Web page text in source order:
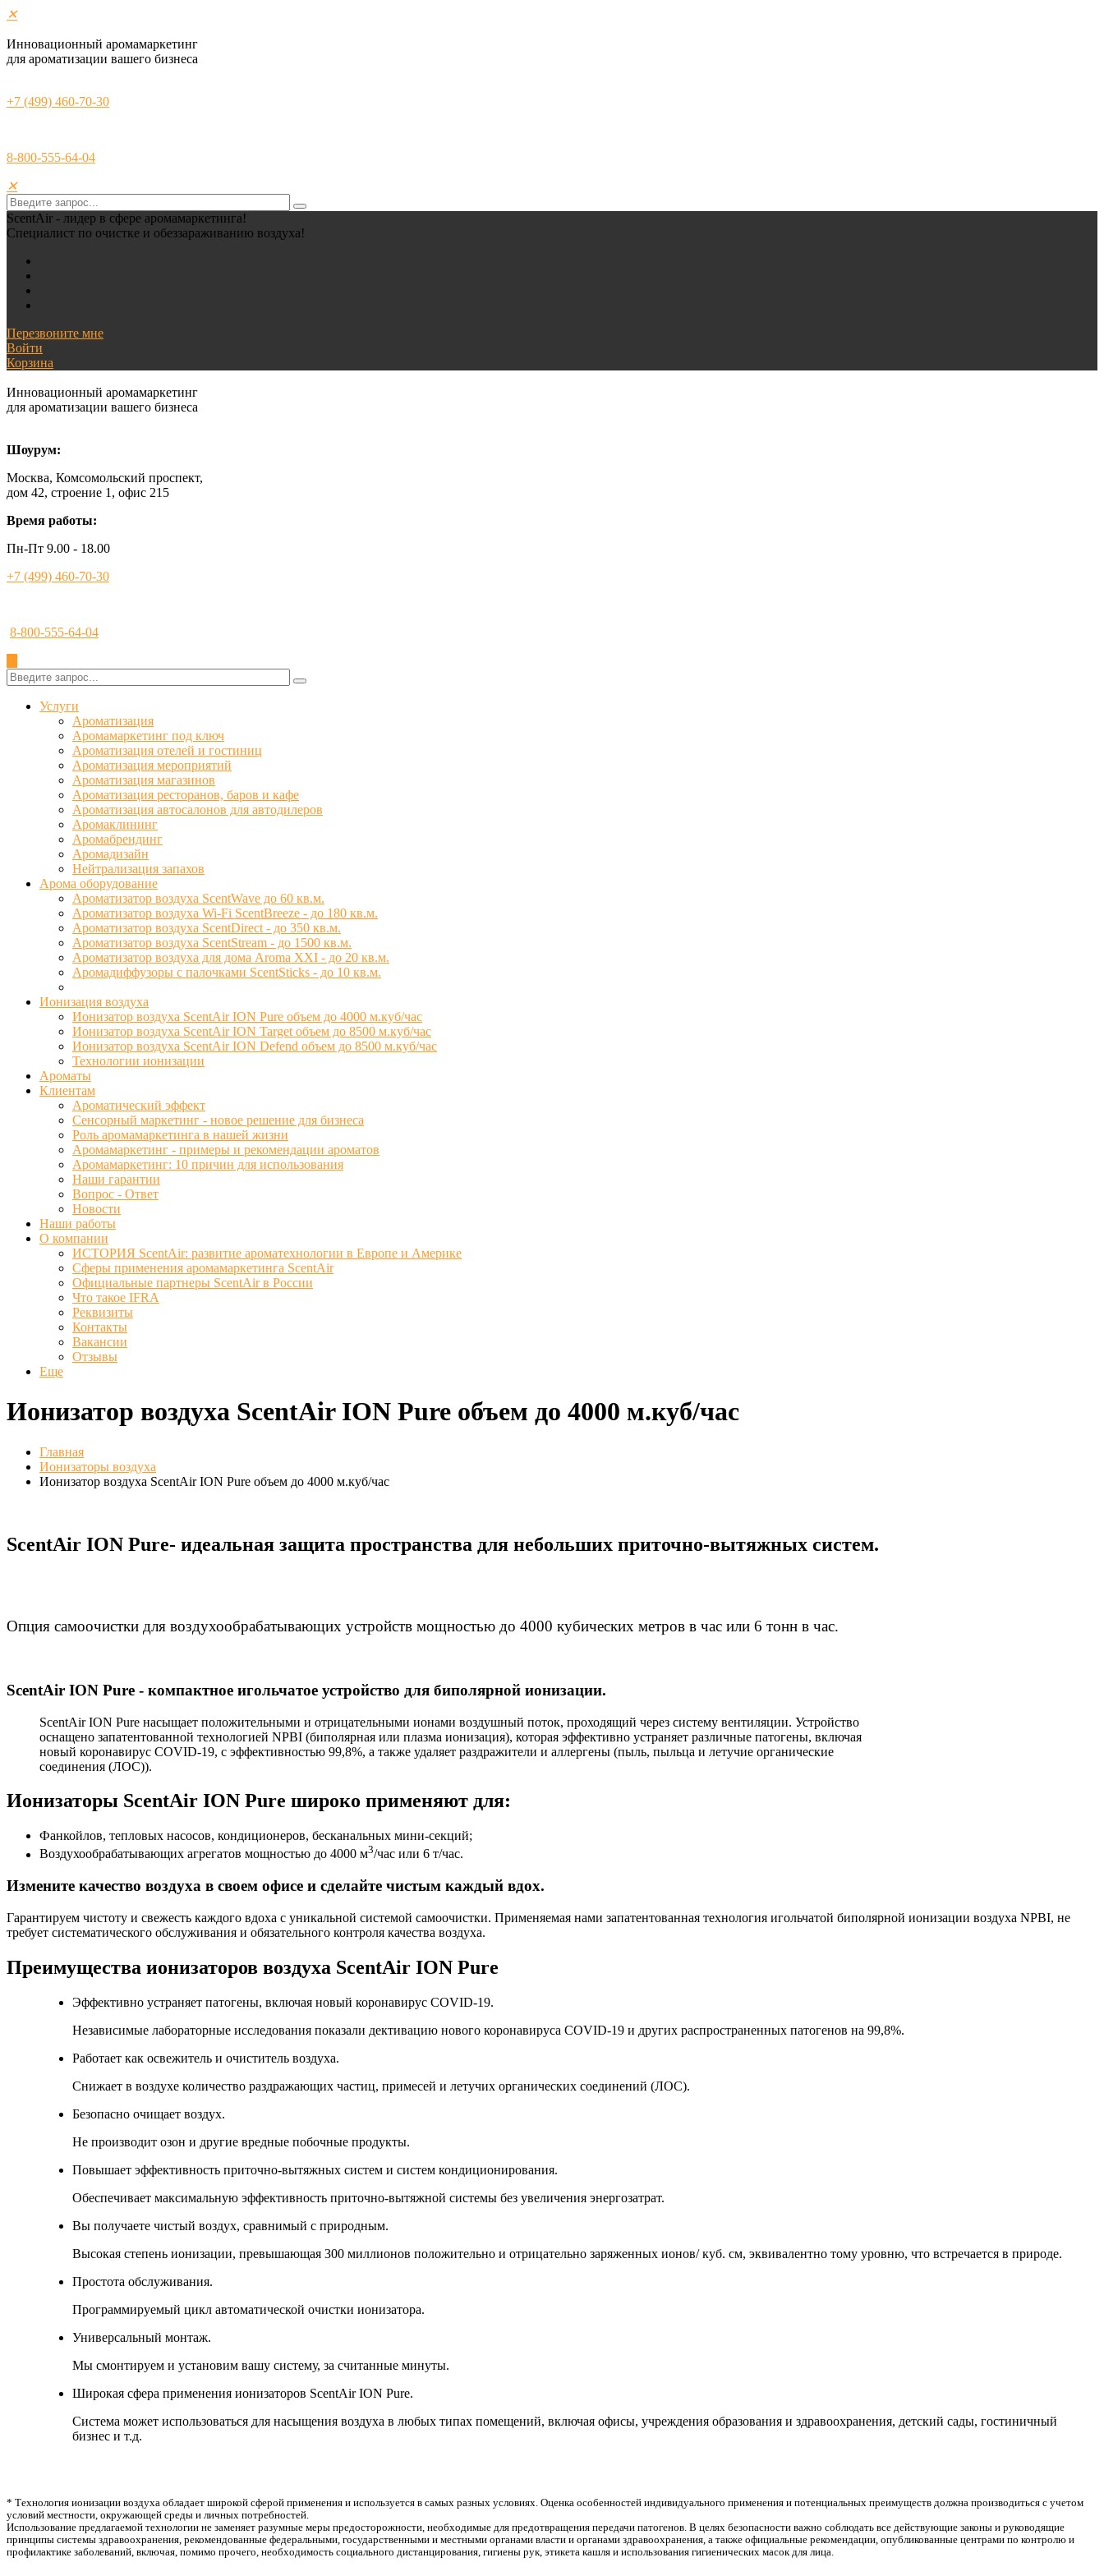
✕
Инновационный аромамаркетинг
для ароматизации вашего бизнеса
+7 (499) 460-70-30
8-800-555-64-04
✕
ScentAir - лидер в сфере аромамаркетинга!
Специалист по очистке и обеззараживанию воздуха!
Перезвоните мне
Войти
Корзина
Инновационный аромамаркетинг
для ароматизации вашего бизнеса
Шоурум:
Москва, Комсомольский проспект,
дом 42, строение 1, офис 215
Время работы:
Пн-Пт 9.00 - 18.00
+7 (499) 460-70-30
8-800-555-64-04
Услуги
Ароматизация
Аромамаркетинг под ключ
Ароматизация отелей и гостиниц
Ароматизация мероприятий
Ароматизация магазинов
Ароматизация ресторанов, баров и кафе
Ароматизация автосалонов для автодилеров
Аромаклининг
Аромабрендинг
Аромадизайн
Нейтрализация запахов
Арома оборудование
Ароматизатор воздуха ScentWave до 60 кв.м.
Ароматизатор воздуха Wi-Fi ScentBreeze - до 180 кв.м.
Ароматизатор воздуха ScentDirect - до 350 кв.м.
Ароматизатор воздуха ScentStream - до 1500 кв.м.
Ароматизатор воздуха для дома Aroma XXI - до 20 кв.м.
Аромадиффузоры с палочками ScentSticks - до 10 кв.м.
Ионизация воздуха
Ионизатор воздуха ScentAir ION Pure объем до 4000 м.куб/час
Ионизатор воздуха ScentAir ION Target объем до 8500 м.куб/час
Ионизатор воздуха ScentAir ION Defend объем до 8500 м.куб/час
Технологии ионизации
Ароматы
Клиентам
Ароматический эффект
Сенсорный маркетинг - новое решение для бизнеса
Роль аромамаркетинга в нашей жизни
Аромамаркетинг - примеры и рекомендации ароматов
Аромамаркетинг: 10 причин для использования
Наши гарантии
Вопрос - Ответ
Новости
Наши работы
О компании
ИСТОРИЯ ScentAir: развитие ароматехнологии в Европе и Америке
Сферы применения аромамаркетинга ScentAir
Официальные партнеры ScentAir в России
Что такое IFRA
Реквизиты
Контакты
Вакансии
Отзывы
Еще
Ионизатор воздуха ScentAir ION Pure объем до 4000 м.куб/час
Главная
Ионизаторы воздуха
Ионизатор воздуха ScentAir ION Pure объем до 4000 м.куб/час
ScentAir ION Pure- идеальная защита пространства для небольших приточно-вытяжных систем.
Опция самоочистки для воздухообрабатывающих устройств мощностью до 4000 кубических метров в час или 6 тонн в час.
ScentAir ION Pure - компактное игольчатое устройство для биполярной ионизации.
ScentAir ION Pure насыщает положительными и отрицательными ионами воздушный поток, проходящий через систему вентиляции. Устройство
оснащено запатентованной технологией NPBI (биполярная или плазма ионизация), которая эффективно устраняет различные патогены, включая
новый коронавирус COVID-19, с эффективностью 99,8%, а также удаляет раздражители и аллергены (пыль, пыльца и летучие органические
соединения (ЛОС)).
Ионизаторы ScentAir ION Pure широко применяют для:
Фанкойлов, тепловых насосов, кондиционеров, бесканальных мини-секций;
Воздухообрабатывающих агрегатов мощностью до 4000 м3/час или 6 т/час.
Измените качество воздуха в своем офисе и сделайте чистым каждый вдох.
Гарантируем чистоту и свежесть каждого вдоха с уникальной системой самоочистки. Применяемая нами запатентованная технология игольчатой биполярной ионизации воздуха NPBI, не
требует систематического обслуживания и обязательного контроля качества воздуха.
Преимущества ионизаторов воздуха ScentAir ION Pure
Эффективно устраняет патогены, включая новый коронавирус COVID-19.
Независимые лабораторные исследования показали дективацию нового коронавируса COVID-19 и других распространенных патогенов на 99,8%.
Работает как освежитель и очиститель воздуха.
Снижает в воздухе количество раздражающих частиц, примесей и летучих органических соединений (ЛОС).
Безопасно очищает воздух.
Не производит озон и другие вредные побочные продукты.
Повышает эффективность приточно-вытяжных систем и систем кондиционирования.
Обеспечивает максимальную эффективность приточно-вытяжной системы без увеличения энергозатрат.
Вы получаете чистый воздух, сравнимый с природным.
Высокая степень ионизации, превышающая 300 миллионов положительно и отрицательно заряженных ионов/ куб. см, эквивалентно тому уровню, что встречается в природе.
Простота обслуживания.
Программируемый цикл автоматической очистки ионизатора.
Универсальный монтаж.
Мы смонтируем и установим вашу систему, за считанные минуты.
Широкая сфера применения ионизаторов ScentAir ION Pure.
Система может использоваться для насыщения воздуха в любых типах помещений, включая офисы, учреждения образования и здравоохранения, детский сады, гостиничный
бизнес и т.д.
* Технология ионизации воздуха обладает широкой сферой применения и используется в самых разных условиях. Оценка особенностей индивидуального применения и потенциальных преимуществ должна производиться с учетом
условий местности, окружающей среды и личных потребностей.
Использование предлагаемой технологии не заменяет разумные меры предосторожности, необходимые для предотвращения передачи патогенов. В целях безопасности важно соблюдать все действующие законы и руководящие
принципы системы здравоохранения, рекомендованные федеральными, государственными и местными органами власти и органами здравоохранения, а также официальные рекомендации, опубликованные центрами по контролю и
профилактике заболеваний, включая, помимо прочего, необходимость социального дистанцирования, гигиены рук, этикета кашля и использования гигиенических масок для лица.